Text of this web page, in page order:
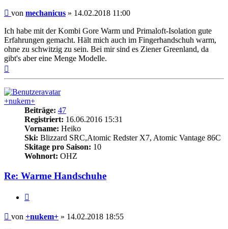
Beitrag
von mechanicus » 14.02.2018 11:00
Ich habe mit der Kombi Gore Warm und Primaloft-Isolation gute
Erfahrungen gemacht. Hält mich auch im Fingerhandschuh warm,
ohne zu schwitzig zu sein. Bei mir sind es Ziener Greenland, da
gibt's aber eine Menge Modelle.
+nukem+
Beiträge: 47
Registriert: 16.06.2016 15:31
Vorname: Heiko
Ski: Blizzard SRC,Atomic Redster X7, Atomic Vantage 86C
Skitage pro Saison: 10
Wohnort: OHZ
Re: Warme Handschuhe
Beitrag
von +nukem+ » 14.02.2018 18:55